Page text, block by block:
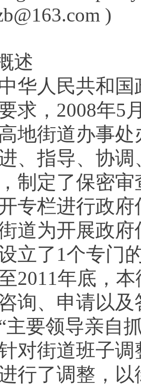
)
述
华人民共和
求， 2008年5
地街道办事
、指导、协
制定了保密
专栏进行政
道为开展政
立了 1个专门
2011年底，
询、申请以
主要领导亲自
对街道班子
行了调整，